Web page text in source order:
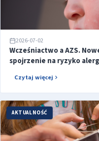
2026-07-02
Wcześniactwo a AZS.
spojrzenie na ryzyko
Czytaj więcej
AKTUALNOŚĆ